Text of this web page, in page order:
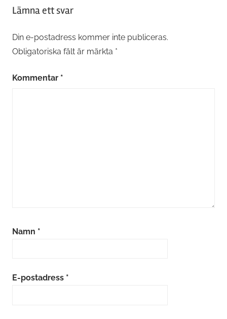
Lämna ett svar
Din e-postadress kommer inte publiceras.
Obligatoriska fält är märkta *
Kommentar *
Namn *
E-postadress *